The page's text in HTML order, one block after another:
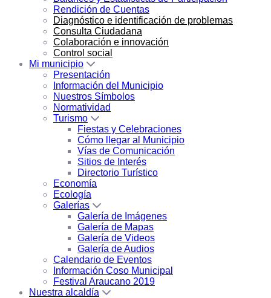
Rendición de Cuentas
Diagnóstico e identificación de problemas
Consulta Ciudadana
Colaboración e innovación
Control social
Mi municipio
Presentación
Información del Municipio
Nuestros Símbolos
Normatividad
Turismo
Fiestas y Celebraciones
Cómo llegar al Municipio
Vías de Comunicación
Sitios de Interés
Directorio Turístico
Economía
Ecología
Galerías
Galería de Imágenes
Galería de Mapas
Galería de Videos
Galería de Audios
Calendario de Eventos
Información Coso Municipal
Festival Araucano 2019
Nuestra alcaldía